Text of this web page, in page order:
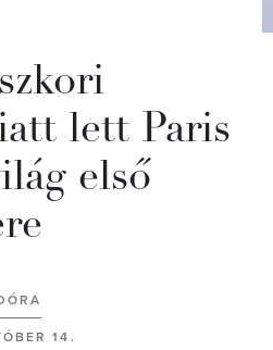
lett Paris
első
14.